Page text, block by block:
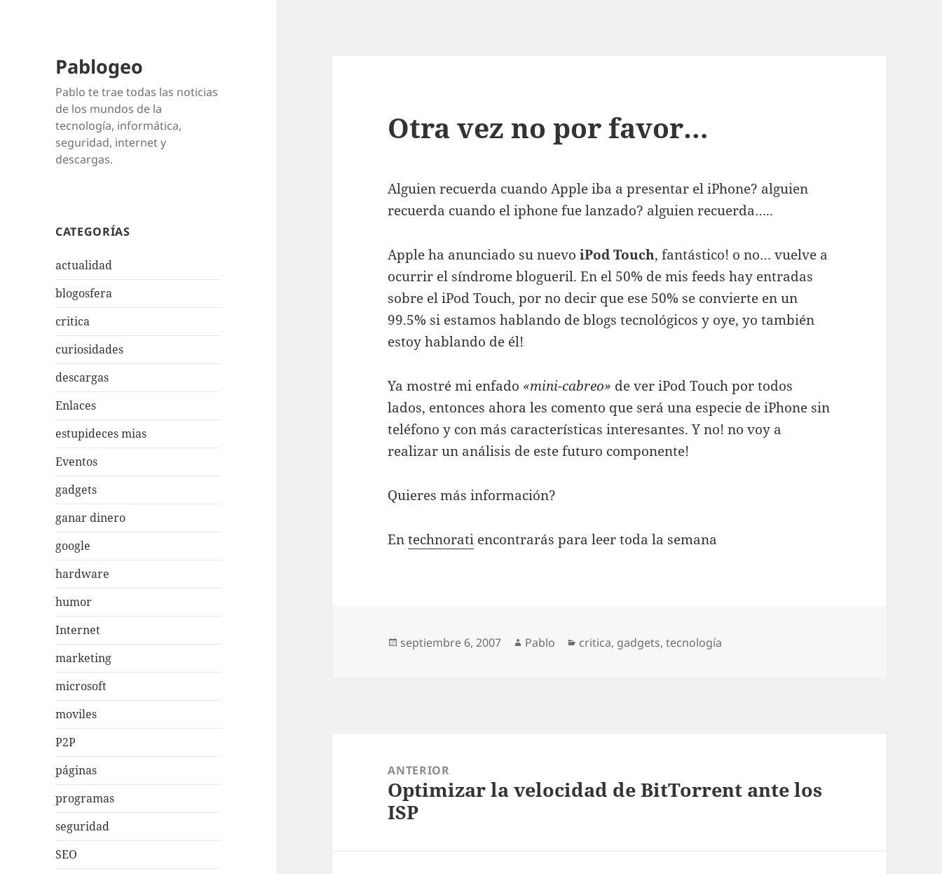
Pablogeo
Pablo te trae todas las noticias
de los mundos de la
tecnología, informática,
seguridad, internet y
descargas.
CATEGORÍAS
actualidad
blogosfera
critica
curiosidades
descargas
Enlaces
estupideces mias
Eventos
gadgets
ganar dinero
google
hardware
humor
Internet
marketing
microsoft
moviles
P2P
páginas
programas
seguridad
SEO
Otra vez no por favor…
Alguien recuerda cuando Apple iba a presentar el iPhone? alguien
recuerda cuando el iphone fue lanzado? alguien recuerda…..
Apple ha anunciado su nuevoiPod Touch, fantástico! o no… vuelve a
ocurrir el síndrome blogueril. En el 50% de mis feeds hay entradas
sobre el iPod Touch, por no decir que ese 50% se convierte en un
99.5% si estamos hablando de blogs tecnológicos y oye, yo también
estoy hablando de él!
Ya mostré mi enfado «mini-cabreo» de ver iPod Touch por todos
lados, entonces ahora les comento que será una especie de iPhone sin
teléfono y con más características interesantes. Y no! no voy a
realizar un análisis de este futuro componente!
Quieres más información?
Entechnorati encontrarás para leer toda la semana
Publicado
septiembre 6, 2007 Autor
Pablo Categorías
critica, gadgets,tecnología
entradas
ANTERIOR
Entrada
anterior:
Optimizar la velocidad de BitTorrent ante los
ISP